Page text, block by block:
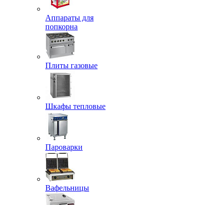
Аппараты для
попкорна
Плиты газовые
Шкафы тепловые
Пароварки
Вафельницы